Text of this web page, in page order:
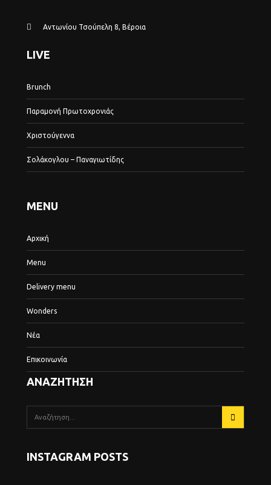
Αντωνίου Τσούπελη 8, Βέροια
LIVE
Brunch
Παραμονή Πρωτοχρονιάς
Χριστούγεννα
Σολάκογλου – Παναγιωτίδης
MENU
Αρχική
Menu
Delivery menu
Wonders
Νέα
Επικοινωνία
ΑΝΑΖΗΤΗΣΗ
INSTAGRAM POSTS